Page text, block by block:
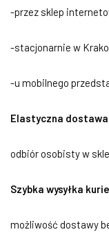
-przez sklep
-stacjonarnie w
-u mobilnego
Elastyczna
odbiór osobisty w
Szybka wysyłka
możliwość dostawy